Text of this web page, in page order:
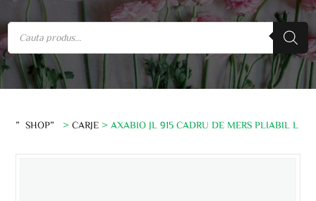
”SHOP” >CARJE > AXABIO JL 915 CADRU DE MERS PLIABIL L